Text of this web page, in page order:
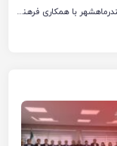
سمینارهای فرهنگی و آموزشی در بندرماهشهر با همکاری فرهنگ‌سرای پتروشیمی مارون